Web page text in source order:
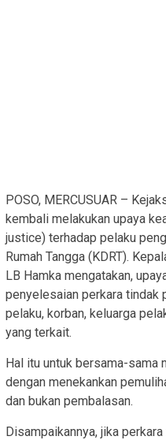
POSO, MERCUSUAR –
kembali melakukan upaya
justice) terhadap pelaku
Rumah Tangga (KDRT).
LB Hamka mengatakan,
penyelesaian perkara tindak
pelaku, korban, keluarga
yang terkait.
Hal itu untuk bersama-sama
dengan menekankan
dan bukan pembalasan.
Disampaikannya, jika